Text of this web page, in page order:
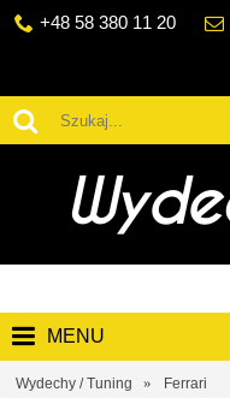
+48 58 380 11 20
MENU
Wydechy / Tuning Ferrari